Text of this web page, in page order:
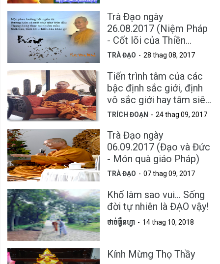
Trà Đạo ngày
26.08.2017 (Niệm Pháp
- Cốt lõi của Thiền
Vipassanā)
TRÀ ĐẠO 28 thag 08, 2017
Tiến trình tâm của các
bậc định sắc giới, định
vô sắc giới hay tâm siêu
thế
TRÍCH ĐOẠN 24 thag 09, 2017
Trà Đạo ngày
06.09.2017 (Đạo và Đức
- Món quà giáo Pháp)
TRÀ ĐẠO 07 thag 09, 2017
Khổ làm sao vui... Sống
đời tự nhiên là ĐẠO vậy!
ថាច់ធ្វឹនហ្វា 14 thag 10, 2018
Kính Mừng Thọ Thầy